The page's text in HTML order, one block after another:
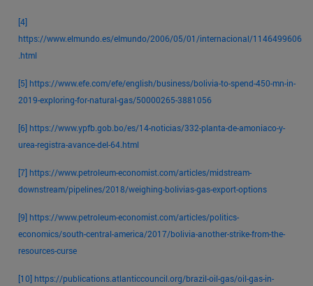
[4]
https://www.elmundo.es/elmundo/2006/05/01/internacional/1146499606
.html
[5] https://www.efe.com/efe/english/business/bolivia-to-spend-450-mn-in-
2019-exploring-for-natural-gas/50000265-3881056
[6] https://www.ypfb.gob.bo/es/14-noticias/332-planta-de-amoniaco-y-
urea-registra-avance-del-64.html
[7] https://www.petroleum-economist.com/articles/midstream-
downstream/pipelines/2018/weighing-bolivias-gas-export-options
[9] https://www.petroleum-economist.com/articles/politics-
economics/south-central-america/2017/bolivia-another-strike-from-the-
resources-curse
[10] https://publications.atlanticcouncil.org/brazil-oil-gas/oil-gas-in-